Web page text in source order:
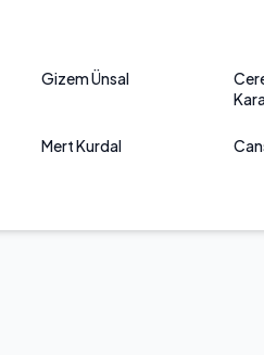
Gizem Ünsal
Mert Kurdal